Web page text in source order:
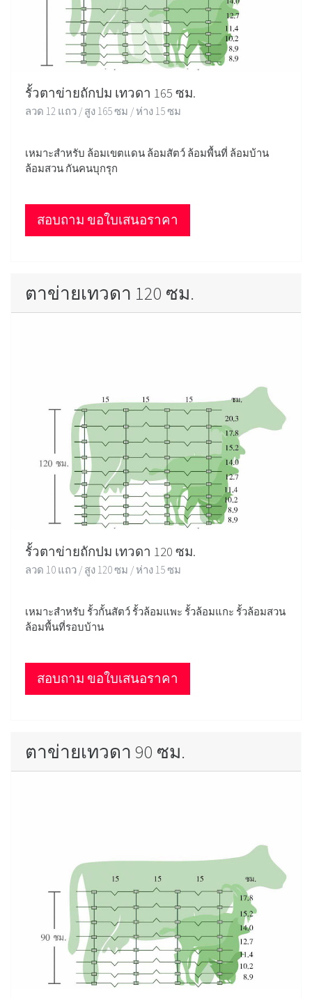
รั้วตาข่ายถักปม เทวดา 165 ซม.
ลวด 12 แถว / สูง 165 ซม / ห่าง 15 ซม
เหมาะสำหรับ ล้อมเขตแดน ล้อมสัตว์ ล้อมพื้นที่ ล้อมบ้าน
ล้อมสวน กันคนบุกรุก
สอบถาม ขอใบเสนอราคา
ตาข่ายเทวดา 120 ซม.
รั้วตาข่ายถักปม เทวดา 120 ซม.
ลวด 10 แถว / สูง 120 ซม / ห่าง 15 ซม
เหมาะสำหรับ รั้วกั้นสัตว์ รั้วล้อมแพะ รั้วล้อมแกะ รั้วล้อมสวน
ล้อมพื้นที่รอบบ้าน
สอบถาม ขอใบเสนอราคา
ตาข่ายเทวดา 90 ซม.